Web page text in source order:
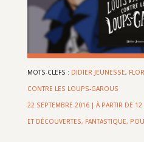
MOTS-CLEFS : DIDIER JEUNESSE,
CONTRE LES LOUPS-GAROUS
22 SEPTEMBRE 2016| À PARTIR DE 12
ET DÉCOUVERTES, FANTASTIQUE,